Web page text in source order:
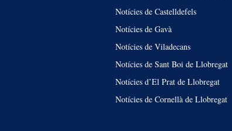
Notícies de Castelldefels
Notícies de Gavà
Notícies de Viladecans
Notícies de Sant Boi de Llobregat
Notícies d’El Prat de Llobregat
Notícies de Cornellà de Llobregat